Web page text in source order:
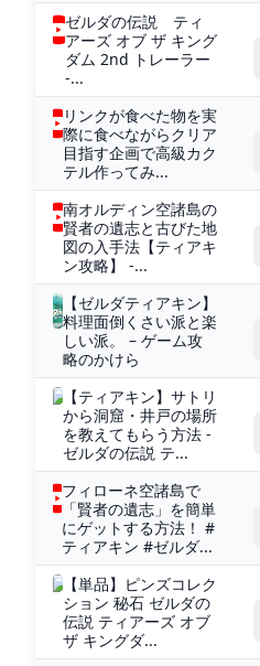
ゼルダの伝説 ティ
アーズ オブ ザ キング
ダム 2nd トレーラー
-...
リンクが食べた物を実
際に食べながらクリア
目指す企画で高級カク
テル作ってみ...
南オルディン空諸島の
賢者の遺志と古びた地
図の入手法【ティアキ
ン攻略】 -...
【ゼルダティアキン】
料理面倒くさい派と楽
しい派。 – ゲーム攻
略のかけら
【ティアキン】サトリ
から洞窟・井戸の場所
を教えてもらう方法 -
ゼルダの伝説 テ...
フィローネ空諸島で
「賢者の遺志」を簡単
にゲットする方法！ #
ティアキン #ゼルダ...
【単品】ピンズコレク
ション 秘石 ゼルダの
伝説 ティアーズ オブ
ザ キングダ...